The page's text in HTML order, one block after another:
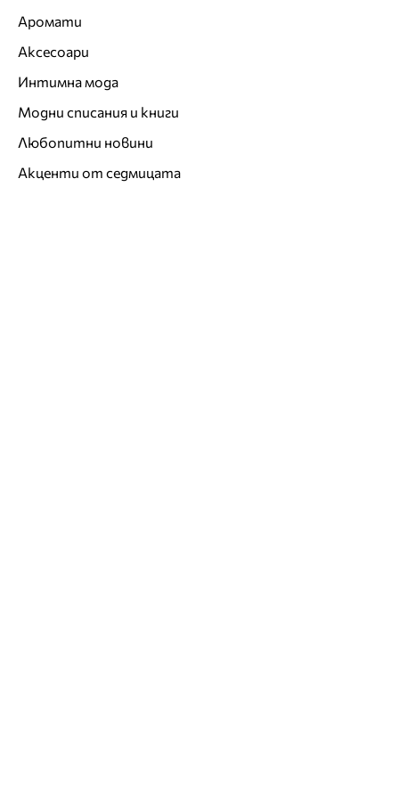
Аромати
Аксесоари
Интимна мода
Модни списания и книги
Любопитни новини
Акценти от седмицата